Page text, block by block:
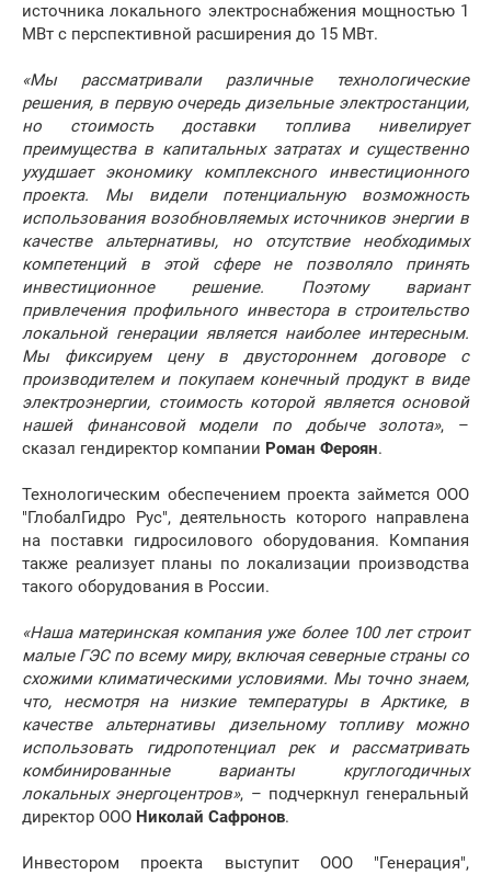
источника локального электроснабжения мощностью 1
МВт с перспективной расширения до 15 МВт.
«Мы рассматривали различные технологические
решения, в первую очередь дизельные электростанции,
но стоимость доставки топлива нивелирует
преимущества в капитальных затратах и существенно
ухудшает экономику комплексного инвестиционного
проекта. Мы видели потенциальную возможность
использования возобновляемых источников энергии в
качестве альтернативы, но отсутствие необходимых
компетенций в этой сфере не позволяло принять
инвестиционное решение. Поэтому вариант
привлечения профильного инвестора в строительство
локальной генерации является наиболее интересным.
Мы фиксируем цену в двустороннем договоре с
производителем и покупаем конечный продукт в виде
электроэнергии, стоимость которой является основой
нашей финансовой модели по добыче золота», –
сказал гендиректор компании Роман Фероян.
Технологическим обеспечением проекта займется ООО
"ГлобалГидро Рус", деятельность которого направлена
на поставки гидросилового оборудования. Компания
также реализует планы по локализации производства
такого оборудования в России.
«Наша материнская компания уже более 100 лет строит
малые ГЭС по всему миру, включая северные страны со
схожими климатическими условиями. Мы точно знаем,
что, несмотря на низкие температуры в Арктике, в
качестве альтернативы дизельному топливу можно
использовать гидропотенциал рек и рассматривать
комбинированные варианты круглогодичных
локальных энергоцентров», – подчеркнул генеральный
директор ООО Николай Сафронов.
Инвестором проекта выступит ООО "Генерация",